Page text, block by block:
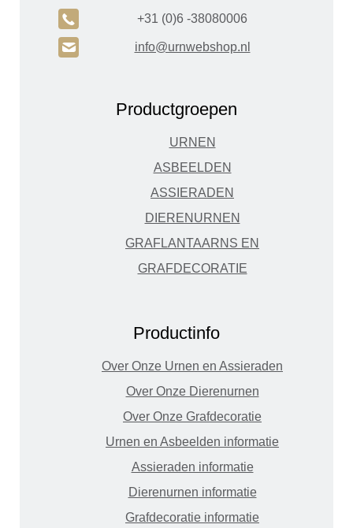
A +31 (0)6 -38080006
H info@urnwebshop.nl
Productgroepen
URNEN
ASBEELDEN
ASSIERADEN
DIERENURNEN
GRAFLANTAARNS EN
GRAFDECORATIE
Productinfo
Over Onze Urnen en Assieraden
Over Onze Dierenurnen
Over Onze Grafdecoratie
Urnen en Asbeelden informatie
Assieraden informatie
Dierenurnen informatie
Grafdecoratie informatie